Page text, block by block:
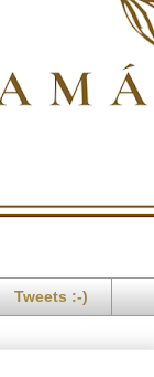
Tweets :-)